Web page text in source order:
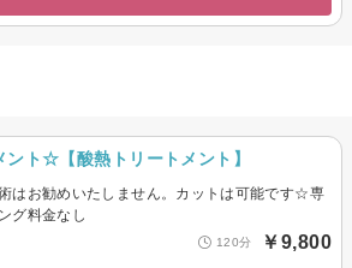
ト☆【酸熱トリートメント】
はお勧めいたしません。カットは可能です☆専
グ料金なし
120分 ￥9,800